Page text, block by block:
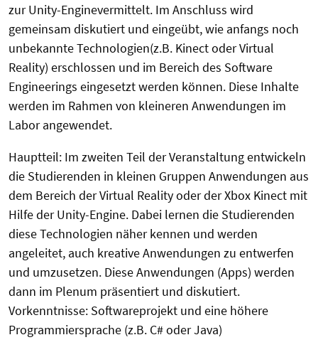
zur Unity-Enginevermittelt. Im Anschluss wird
gemeinsam diskutiert und eingeübt, wie anfangs noch
unbekannte Technologien(z.B. Kinect oder Virtual
Reality) erschlossen und im Bereich des Software
Engineerings eingesetzt werden können. Diese Inhalte
werden im Rahmen von kleineren Anwendungen im
Labor angewendet.
Hauptteil: Im zweiten Teil der Veranstaltung entwickeln
die Studierenden in kleinen Gruppen Anwendungen aus
dem Bereich der Virtual Reality oder der Xbox Kinect mit
Hilfe der Unity-Engine. Dabei lernen die Studierenden
diese Technologien näher kennen und werden
angeleitet, auch kreative Anwendungen zu entwerfen
und umzusetzen. Diese Anwendungen (Apps) werden
dann im Plenum präsentiert und diskutiert.
Vorkenntnisse: Softwareprojekt und eine höhere
Programmiersprache (z.B. C# oder Java)